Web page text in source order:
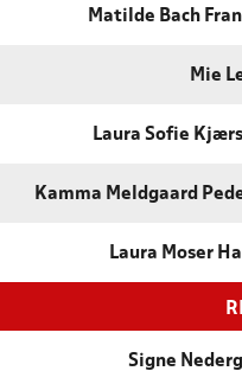
Matilde Bach
Mie
Laura Sofie
Kamma Meldgaard
Laura Moser
Signe